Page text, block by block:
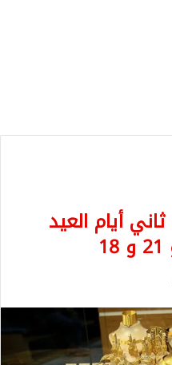
أيام العيد